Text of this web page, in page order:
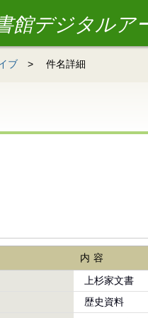
館デジタルア
ブ > 件名詳細
内容
上杉家文書
歴史資料